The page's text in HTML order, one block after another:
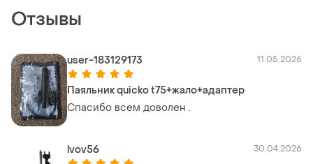
Отзывы
user-183129173 11.05.2026
Паяльник quicko t75+жало+адаптер
Спасибо всем доволен .
lvov56 30.04.2026